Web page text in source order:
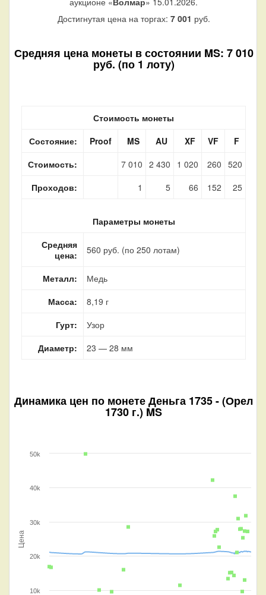
Достигнутая цена на торгах: 7 001 руб.
Средняя цена монеты в состоянии MS: 7 010
руб. (по 1 лоту)
Стоимость монеты
Состояние:
Proof MS AU XF VF
F
Стоимость:
7 010 2 430 1 020 260 520
Проходов:
1 5 66 152 25
Параметры монеты
Средняя
цена:
560 руб. (по 250 лотам)
Металл:
Медь
Масса:
8,19 г
Гурт:
Узор
Диаметр:
23 — 28 мм
Динамика цен по монетеДеньга 1735 - (Орел
1730 г.) MS
Цена
10k
20k
30k
40k
50k